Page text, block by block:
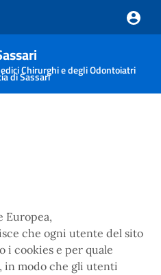
Chirurghi e degli Odontoiatri
di Sassari
Europea,
che ogni utente del sito
i cookies e per quale
in modo che gli utenti